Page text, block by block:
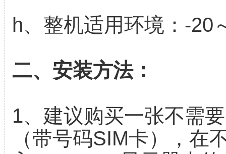
h、整机适用环境：-
二、安装方法：
1、建议购买一张不需
（带号码SIM卡），在